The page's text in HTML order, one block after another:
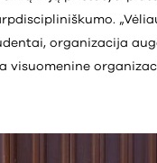
organizacija
visuomenine